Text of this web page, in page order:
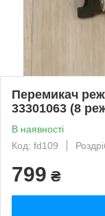
Перемикач
33301063 (8
В наявності
Код: fd109
799 ₴